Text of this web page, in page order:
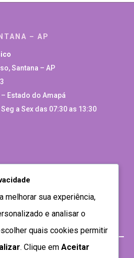
– AP
Santana – AP
– Estado do Amapá
a Sex das 07:30 as 13:30
melhorar sua experiência,
e analisar o
quais cookies permitir
. Clique em Aceitar